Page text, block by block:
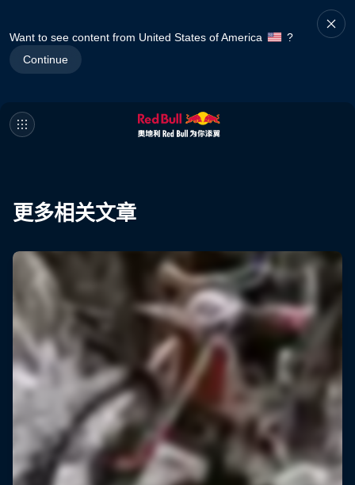
Want to see content from United States of America
?
Continue
更多相关文章